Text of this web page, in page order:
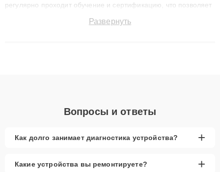
регулярно проходит обучение и сертификацию, что позволяет
технику с сохранением гарантии до 3 лет. Наши мастера
Развернуть
Вопросы и ответы
Как долго занимает диагностика устройства? +
Какие устройства вы ремонтируете? +